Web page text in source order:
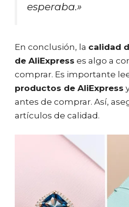
esperaba.»
En conclusión, la calidad
de AliExpress es algo a
comprar. Es importante
productos de AliExpress
antes de comprar. Así,
artículos de calidad.